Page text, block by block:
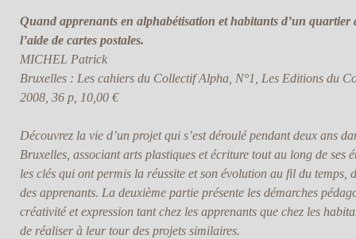
Quand apprenants en alphabétisation et habitants d’un quartier
l’aide de cartes postales.
MICHEL Patrick
Bruxelles : Les cahiers du Collectif Alpha, N°1, Les Editions du
2008, 36 p, 10,00 €
Découvrez la vie d’un projet qui s’est déroulé pendant deux ans
Bruxelles, associant arts plastiques et écriture tout au long de ses
les clés qui ont permis la réussite et son évolution au fil du temps,
des apprenants. La deuxième partie présente les démarches
créativité et expression tant chez les apprenants que chez les
de réaliser à leur tour des projets similaires.